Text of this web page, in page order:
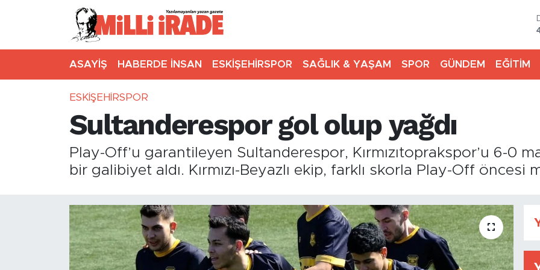
ASAYİŞ HABERDE İNSAN ESKİŞEHİRSPOR SAĞLIK & YAŞAM SPOR GÜNDEM EĞİTİM
ESKİŞEHİRSPOR
Sultanderespor gol olup yağdı
Play-Off’u garantileyen Sultanderespor, Kırmızıtoprakspor’u 6-0
bir galibiyet aldı. Kırmızı-Beyazlı ekip, farklı skorla Play-Off öncesi